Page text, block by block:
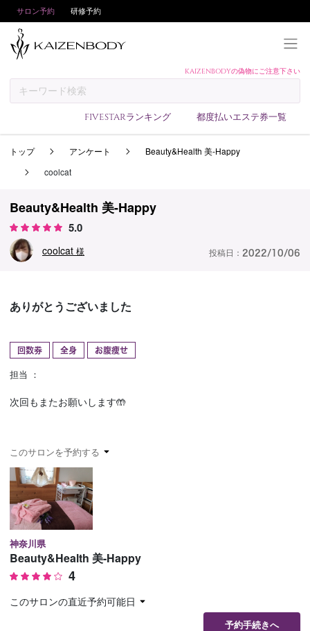
サロン予約 研修予約
KAIZENBODYの偽物にご注意下さい
FIVESTARランキング 都度払いエステ券一覧
予約方法
サロンランキング
アンケート
トップ アンケート
Beauty&Health 美-Happy
coolcat
Beauty&Health 美-Happy
5.0
coolcat 様 投稿日： 2022/10/06
ありがとうございました
回数券 全身 お腹痩せ
担当 ：
次回もまたお願いします🤲
このサロンを予約する
神奈川県
Beauty&Health 美-Happy
4
このサロンの直近予約可能日
予約手続きへ